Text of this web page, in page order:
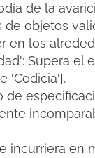
de la
de objetos
en los
Supera el
'Codicia'].
de
incurriera en